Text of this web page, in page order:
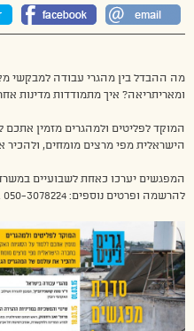
מה ההבדל בין מהגרי עבודה למבקשי
ומאריתריאה? איך מתמודדות מדינות
המוקד לפליטים ולמהגרים מזמין
הישראלית מפי מרצים מומחים, ולהכיר
המפגשים יערכו כאחת לשבועיים
להרשמה ופרטים נוספים: tours@hotline.org.il 050-3078224